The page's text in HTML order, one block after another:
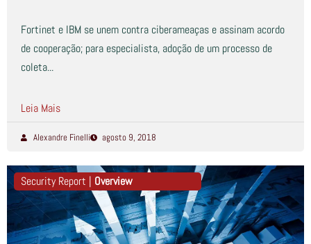
Fortinet e IBM se unem contra ciberameaças e assinam acordo
de cooperação; para especialista, adoção de um processo de
coleta...
Leia Mais
Alexandre Finelli agosto 9, 2018
Security Report | Overview